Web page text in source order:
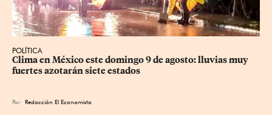
POLÍTICA
Clima en México este domingo 9 de agosto: lluvias muy
fuertes azotarán siete estados
Por Redacción El Economista